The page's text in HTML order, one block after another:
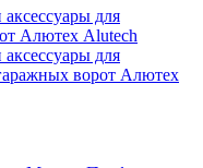
для
Алютех Alutech
для
ворот Алютех